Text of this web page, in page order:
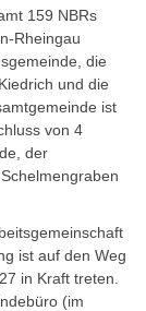
159 NBRs
Rheingau
die
und die
ist
von 4
der
ist auf den Weg
in Kraft treten.
(im